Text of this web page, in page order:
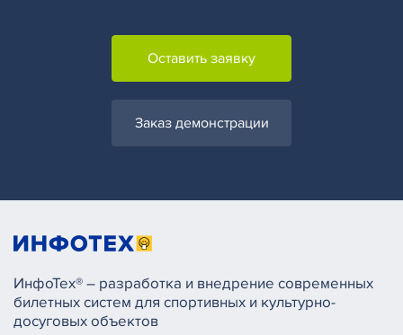
Оставить заявку
Заказ демонстрации
ИнфоТех® – разработка и внедрение современных
билетных систем для спортивных и культурно-
досуговых объектов